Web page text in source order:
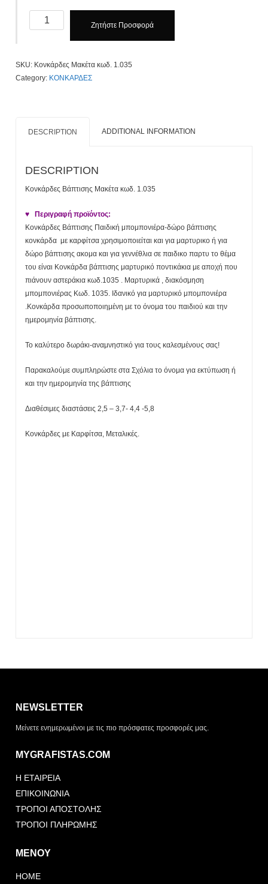
Κονκάρδες
Βάπτισης
1.035
quantity
Ζητήστε Προσφορά
SKU: Κονκάρδες Μακέτα κωδ. 1.035
Category: ΚΟΝΚΑΡΔΕΣ
DESCRIPTION ADDITIONAL INFORMATION
DESCRIPTION
Κονκάρδες Βάπτισης Μακέτα κωδ. 1.035
♥ Περιγραφή προϊόντος:
Κονκάρδες Βάπτισης Παιδική μπομπονιέρα-δώρο βάπτισης
κονκάρδα με καρφίτσα χρησιμοποιείται και για μαρτυρικο ή για
δώρο βάπτισης ακομα και για γεννέθλια σε παιδικο παρτυ το θέμα
του είναι Κονκάρδα βάπτισης μαρτυρικό ποντικάκια με αποχή που
πιάνουν αστεράκια κωδ.1035 . Μαρτυρικά , διακόσμηση
μπομπονιέρας Κωδ. 1035. Ιδανικό για μαρτυρικό μπομπονιέρα
.Κονκάρδα προσωποποιημένη με το όνομα του παιδιού και την
ημερομηνία βάπτισης.
Το καλύτερο δωράκι-αναμνηστικό για τους καλεσμένους σας!
Παρακαλούμε συμπληρώστε στα Σχόλια το όνομα για εκτύπωση ή
και την ημερομηνία της βάπτισης
Διαθέσιμες διαστάσεις 2,5 – 3,7- 4,4 -5,8
Κονκάρδες με Καρφίτσα, Μεταλικές.
NEWSLETTER
Μείνετε ενημερωμένοι με τις πιο πρόσφατες προσφορές μας.
MYGRAFISTAS.COM
Η ΕΤΑΙΡΕΙΑ
ΕΠΙΚΟΙΝΩΝΙΑ
ΤΡΟΠΟΙ ΑΠΟΣΤΟΛΗΣ
ΤΡΟΠΟΙ ΠΛΗΡΩΜΗΣ
ΜΕΝΟΥ
HOME
ΤΡΌΠΟΣ ΠΑΡΆΔΟΣΗΣ